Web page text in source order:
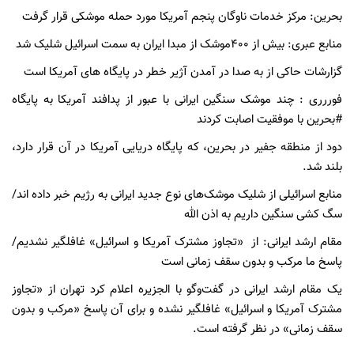
بحرین: مرکز خدمات ناوگان پنجم آمریکا مورد حمله موشکی قرار گرفت
منابع عبری: بیش از ۴۰۰موشک از مبدا ایران به سمت اسرائیل شلیک شد
گزارشات حاکی از به صدا در آمدن آژیر خطر در پایگاه های آمریکا است
فوررری : چند موشک سنگین ایرانی با عبور از پدافند آمريکا به پایگاه
#بحرین با موفقیت اصابت کردند
دود از منطقه جفیر در بحرین، که پایگاه دریایی آمریکا در آن قرار دارد،
بلند شد.
منابع اسرائیلی از شلیک موشک‌های نوع جدید ایرانی به رژیم خبر داده اند/
سگ کشی سنگین داریم به اذن الله
مقام ارشد ایرانی: از «تجاوز مشترک آمریکا و اسرائیل» غافلگیر نشدیم/
پاسخ ما مرکب و بدون سقف زمانی است
یک مقام ارشد ایرانی در گفت‌وگو با الجزیره اعلام کرد تهران از «تجاوز
مشترک آمریکا و اسرائیل» غافلگیر نشده و برای آن پاسخ «مرکب و بدون
سقف زمانی» در نظر گرفته است.